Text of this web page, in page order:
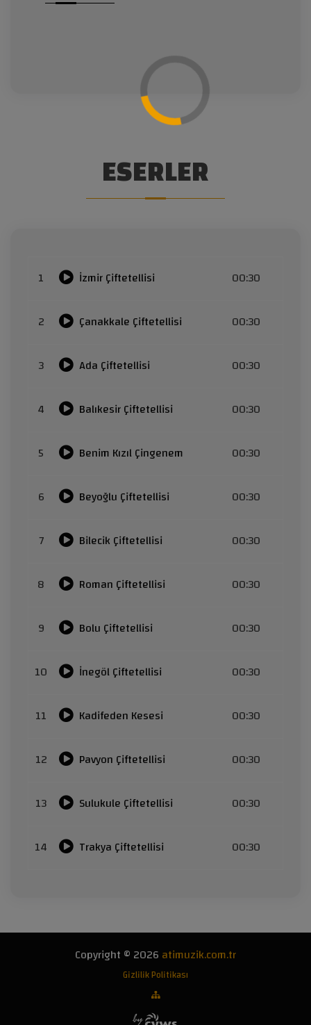
ESERLER
1 İzmir Çiftetellisi 00:30
2 Çanakkale Çiftetellisi 00:30
3 Ada Çiftetellisi 00:30
4 Balıkesir Çiftetellisi 00:30
5 Benim Kızıl Çingenem 00:30
6 Beyoğlu Çiftetellisi 00:30
7 Bilecik Çiftetellisi 00:30
8 Roman Çiftetellisi 00:30
9 Bolu Çiftetellisi 00:30
10 İnegöl Çiftetellisi 00:30
11 Kadifeden Kesesi 00:30
12 Pavyon Çiftetellisi 00:30
13 Sulukule Çiftetellisi 00:30
14 Trakya Çiftetellisi 00:30
Copyright © 2026 atimuzik.com.tr
Gizlilik Politikası